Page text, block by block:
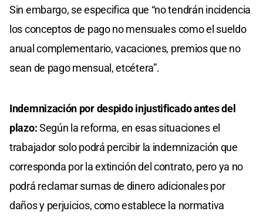
Sin embargo, se especifica que “no tendrán incidencia
los conceptos de pago no mensuales como el sueldo
anual complementario, vacaciones, premios que no
sean de pago mensual, etcétera”.
Indemnización por despido injustificado antes del
plazo:Según la reforma, en esas situaciones el
trabajador solo podrá percibir la indemnización que
corresponda por la extinción del contrato, pero ya no
podrá reclamar sumas de dinero adicionales por
daños y perjuicios, como establece la normativa